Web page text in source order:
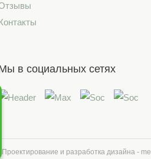
в социальных сетях
Проектирование и разработка дизайна -